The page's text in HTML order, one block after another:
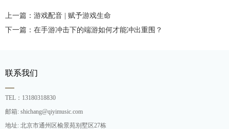
上一篇：游戏配音 | 赋予游戏生命
下一篇：在手游冲击下的端游如何才能冲出重围？
联系我们
TEL：13180318830
邮箱: shichang@qiyimusic.com
地址: 北京市通州区榆景苑别墅区27栋